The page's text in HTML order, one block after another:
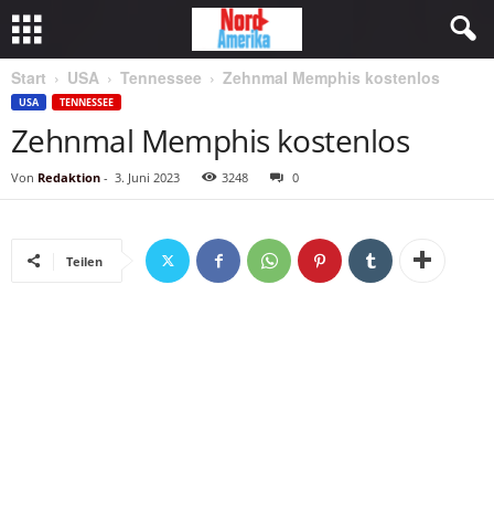
Start USA Tennessee Zehnmal Memphis kostenlos
USA TENNESSEE
Zehnmal Memphis kostenlos
Von Redaktion - 3. Juni 2023 3248 0
Teilen